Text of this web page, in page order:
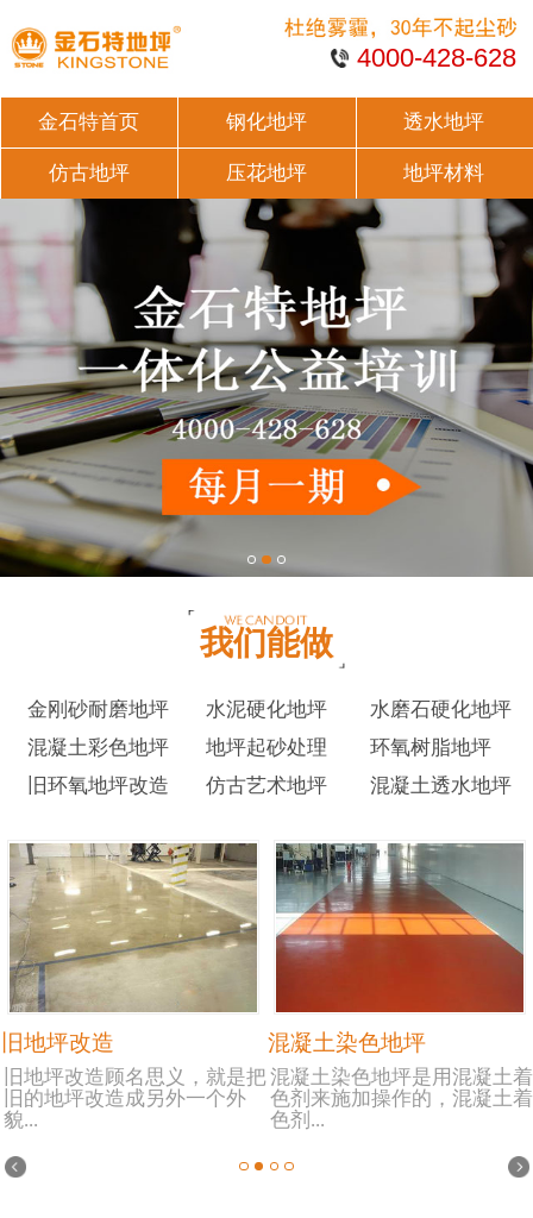
4000-428-628
金石特首页 钢化地坪 透水地坪
仿古地坪 压花地坪 地坪材料
我们能做
金刚砂耐磨地坪 水泥硬化地坪
水磨石硬化地坪
混凝土彩色地坪
地坪起砂处理
环氧树脂地坪
旧环氧地坪改造
仿古艺术地坪 混凝土透水地坪
旧地坪改造
旧地坪改造顾名思义，就是把
旧的地坪改造成另外一个外
貌...
混凝土染色地坪
混凝土染色地坪是用混凝土着
色剂来施加操作的，混凝土着
色剂...